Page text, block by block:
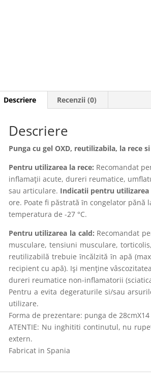
Descriere Recenzii (0)
Descriere
Punga cu gel OXD, reutilizabila, la rece
Pentru utilizarea la rece: Recomandat
inflamaţii acute, dureri reumatice,
sau articulare. Indicatii pentru utilizarea
ore. Poate fi păstrată ȋn congelator
temperatura de -27 °C.
Pentru utilizarea la cald: Recomandat
musculare, tensiuni musculare,
reutilizabilă trebuie ȋncălzită ȋn apă
recipient cu apă). Işi menţine
dureri reumatice non-inflamatorii
Pentru a evita degeraturile si/sau
utilizare.
Forma de prezentare: punga de 28cmX14
ATENTIE: Nu inghititi continutul, nu
extern.
Fabricat in Spania